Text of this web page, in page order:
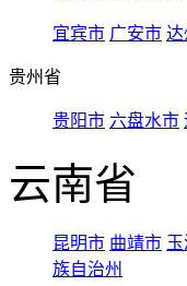
宜宾市 广安市 达
贵州省
贵阳市 六盘水市
云南省
昆明市 曲靖市
族自治州